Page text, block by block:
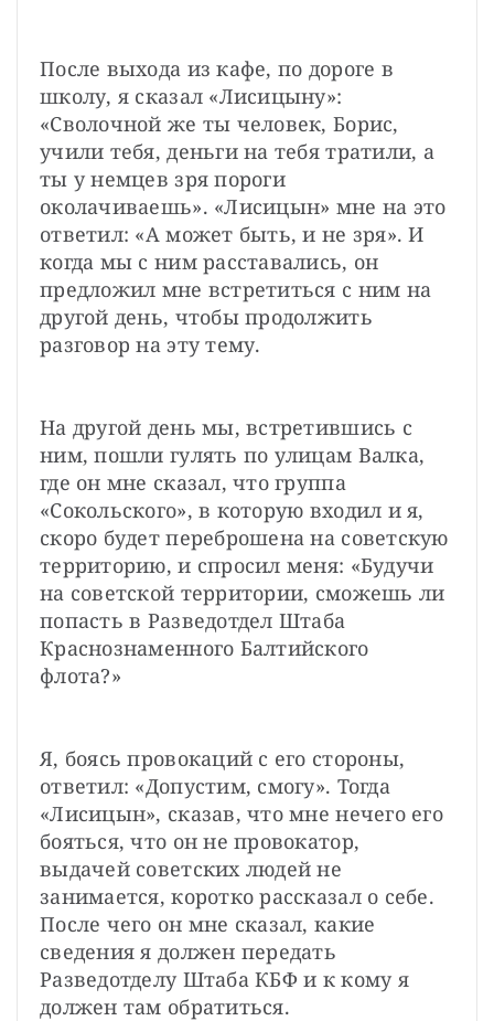
После выхода из кафе, по дороге в
школу, я сказал «Лисицыну»:
«Сволочной же ты человек, Борис,
учили тебя, деньги на тебя тратили, а
ты у немцев зря пороги
околачиваешь». «Лисицын» мне на это
ответил: «А может быть, и не зря». И
когда мы с ним расставались, он
предложил мне встретиться с ним на
другой день, чтобы продолжить
разговор на эту тему.
На другой день мы, встретившись с
ним, пошли гулять по улицам Валка,
где он мне сказал, что группа
«Сокольского», в которую входил и я,
скоро будет переброшена на советскую
территорию, и спросил меня: «Будучи
на советской территории, сможешь ли
попасть в Разведотдел Штаба
Краснознаменного Балтийского
флота?»
Я, боясь провокаций с его стороны,
ответил: «Допустим, смогу». Тогда
«Лисицын», сказав, что мне нечего его
бояться, что он не провокатор,
выдачей советских людей не
занимается, коротко рассказал о себе.
После чего он мне сказал, какие
сведения я должен передать
Разведотделу Штаба КБФ и к кому я
должен там обратиться.